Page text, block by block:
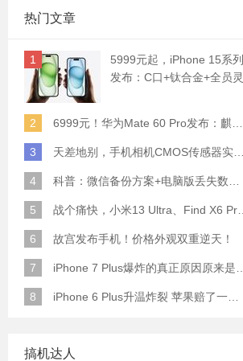
热门文章
1
5999元起，iPhone 15系列
发布：C口+钛合金+全员灵
2 6999元！华为Mate 60 Pro发布：麒麟9000S+卫星通话 (附初步跑分)
3 天差地别，手机相机CMOS传感器实际面积对比
4 科普：微信备份方案+电脑版丢失数据恢复指南
5 战个痛快，小米13 Ultra、Find X6 Pro、vivo X90 Pro+、小米12SU拍照横评
6 故宫发布手机！价格外观双重逆天！
7 iPhone 7 Plus爆炸的真正原因原来是这样
8 iPhone 6 Plus升温炸裂 苹果赔了一部全新的
搞机达人